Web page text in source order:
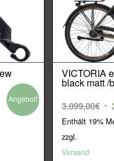
Angebot!
VICTORIA
black matt /
3.099,00€
Enthält 19%
zzgl.
Versand